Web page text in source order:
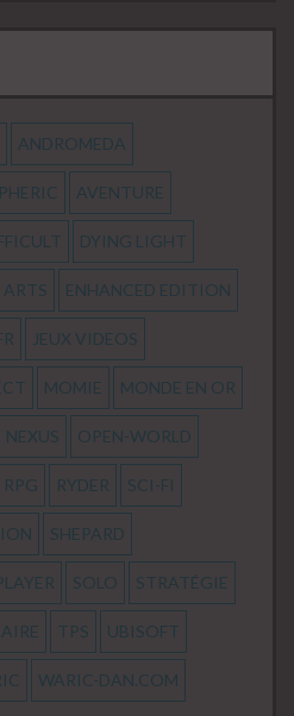
ANDROMEDA
AVENTURE
DYING LIGHT
ENHANCED EDITION
JEUX VIDEOS
MOMIE MONDE EN OR
NEXUS OPEN-WORLD
RPG RYDER SCI-FI
SHEPARD
SOLO STRATÉGIE
TPS UBISOFT
WARIC-DAN.COM